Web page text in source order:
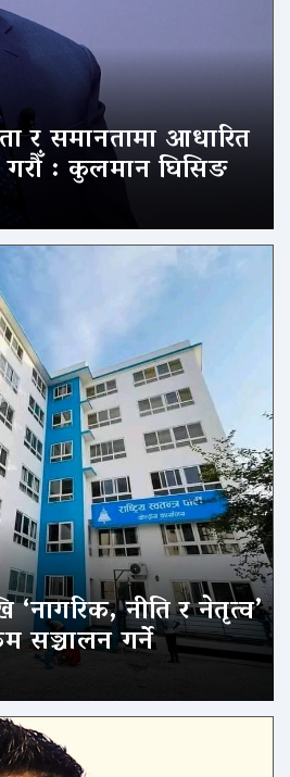
र समानतामा आधारित
गरौँ : कुलमान घिसिङ
‘नागरिक, नीति र नेतृत्व’
सञ्चालन गर्ने